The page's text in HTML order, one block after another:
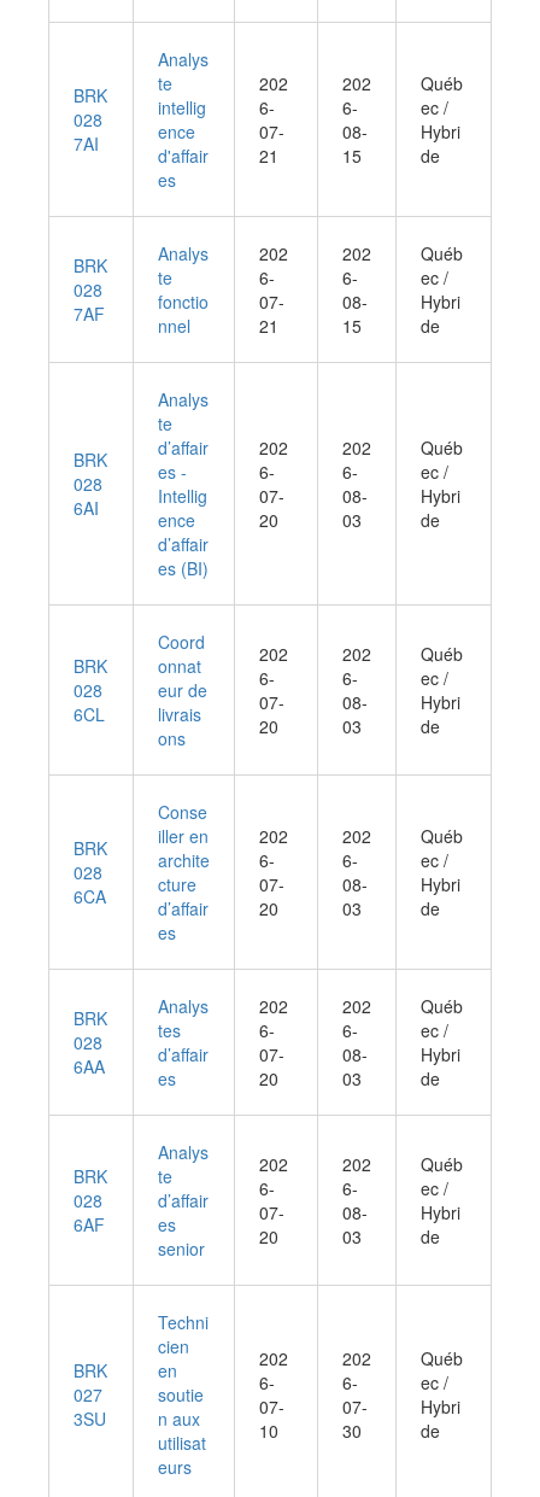
BRK
028
7AI
Analys
te
intellig
ence
d'affair
es
202
6-
07-
21
202
6-
08-
15
Québ
ec /
Hybri
de
BRK
028
7AF
Analys
te
fonctio
nnel
202
6-
07-
21
202
6-
08-
15
Québ
ec /
Hybri
de
BRK
028
6AI
Analys
te
d’affair
es -
Intellig
ence
d’affair
es (BI)
202
6-
07-
20
202
6-
08-
03
Québ
ec /
Hybri
de
BRK
028
6CL
Coord
onnat
eur de
livrais
ons
202
6-
07-
20
202
6-
08-
03
Québ
ec /
Hybri
de
BRK
028
6CA
Conse
iller en
archite
cture
d’affair
es
202
6-
07-
20
202
6-
08-
03
Québ
ec /
Hybri
de
BRK
028
6AA
Analys
tes
d’affair
es
202
6-
07-
20
202
6-
08-
03
Québ
ec /
Hybri
de
BRK
028
6AF
Analys
te
d’affair
es
senior
202
6-
07-
20
202
6-
08-
03
Québ
ec /
Hybri
de
BRK
027
3SU
Techni
cien
en
soutie
n aux
utilisat
eurs
202
6-
07-
10
202
6-
07-
30
Québ
ec /
Hybri
de